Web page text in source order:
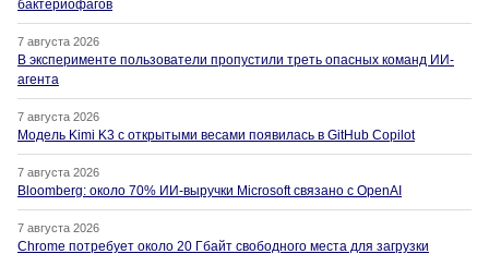
бактериофагов
7 августа 2026
В эксперименте пользователи пропустили треть опасных команд ИИ-
агента
7 августа 2026
Модель Kimi K3 с открытыми весами появилась в GitHub Copilot
7 августа 2026
Bloomberg: около 70% ИИ-выручки Microsoft связано с OpenAI
7 августа 2026
Chrome потребует около 20 Гбайт свободного места для загрузки